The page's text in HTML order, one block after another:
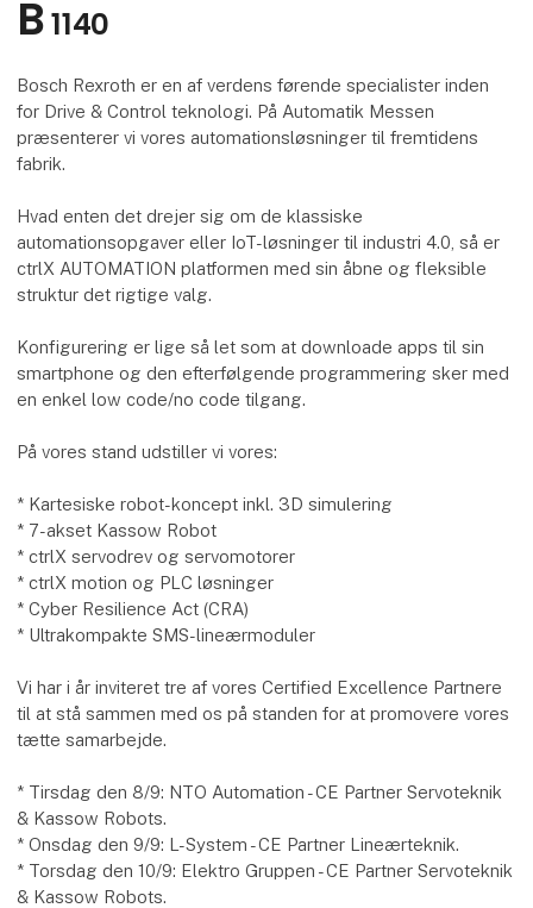
B1140
Bosch Rexroth er en af verdens førende specialister inden
for Drive & Control teknologi. På Automatik Messen
præsenterer vi vores automationsløsninger til fremtidens
fabrik.
Hvad enten det drejer sig om de klassiske
automationsopgaver eller IoT-løsninger til industri 4.0, så er
ctrlX AUTOMATION platformen med sin åbne og fleksible
struktur det rigtige valg.
Konfigurering er lige så let som at downloade apps til sin
smartphone og den efterfølgende programmering sker med
en enkel low code/no code tilgang.
På vores stand udstiller vi vores:
* Kartesiske robot-koncept inkl. 3D simulering
* 7-akset Kassow Robot
* ctrlX servodrev og servomotorer
* ctrlX motion og PLC løsninger
* Cyber Resilience Act (CRA)
* Ultrakompakte SMS-lineærmoduler
Vi har i år inviteret tre af vores Certified Excellence Partnere
til at stå sammen med os på standen for at promovere vores
tætte samarbejde.
* Tirsdag den 8/9: NTO Automation - CE Partner Servoteknik
& Kassow Robots.
* Onsdag den 9/9: L-System - CE Partner Lineærteknik.
* Torsdag den 10/9: Elektro Gruppen - CE Partner Servoteknik
& Kassow Robots.